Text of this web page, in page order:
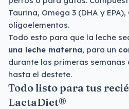
Taurina, Omega 3 (DHA y
oligoelementos.
Todo esto para que la leche
una leche materna, para un
durante las primeras semanas
hasta el destete.
Todo listo para tus
LactaDiet®